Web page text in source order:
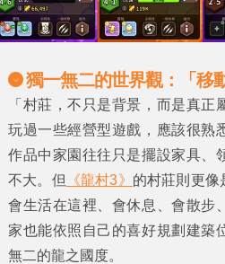
獨一無二的世界觀：「移
「村莊，不只是背景，而是真
玩過一些經營型遊戲，應該很熟
作品中家園往往只是擺設家具、
不大。但
《龍村3》 的村莊則更像
會生活在這裡、會休息、會散步
家也能依照自己的喜好規劃建築
無二的龍之國度。